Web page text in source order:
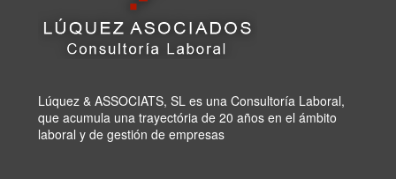
Lúquez & ASSOCIATS, SL es una Consultoría Laboral,
que acumula una trayectória de 20 años en el ámbito
laboral y de gestión de empresas